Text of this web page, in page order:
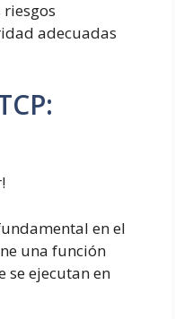
adecuadas
en el
una función
se ejecutan en